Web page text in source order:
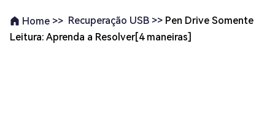
Home >> Recuperação USB >> Pen Drive Somente
Leitura: Aprenda a Resolver[4 maneiras]